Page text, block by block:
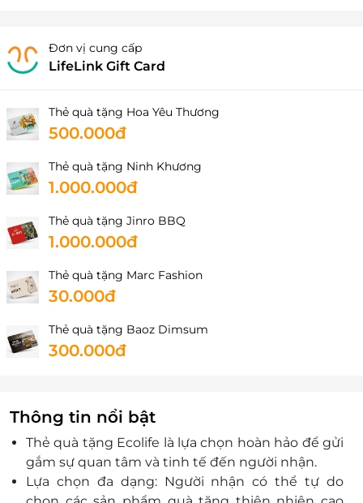
Đơn vị cung cấp
LifeLink Gift Card
Thẻ quà tặng Hoa Yêu Thương
500.000đ
Thẻ quà tặng Ninh Khương
1.000.000đ
Thẻ quà tặng Jinro BBQ
1.000.000đ
Thẻ quà tặng Marc Fashion
30.000đ
Thẻ quà tặng Baoz Dimsum
300.000đ
Thông tin nổi bật
Thẻ quà tặng Ecolife là lựa chọn hoàn hảo để gửi
gắm sự quan tâm và tinh tế đến người nhận.
Lựa chọn đa dạng: Người nhận có thể tự do